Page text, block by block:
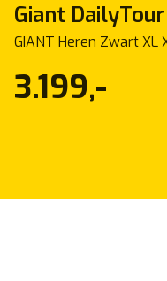
Giant
GIANT Heren Zwart
3.199,-